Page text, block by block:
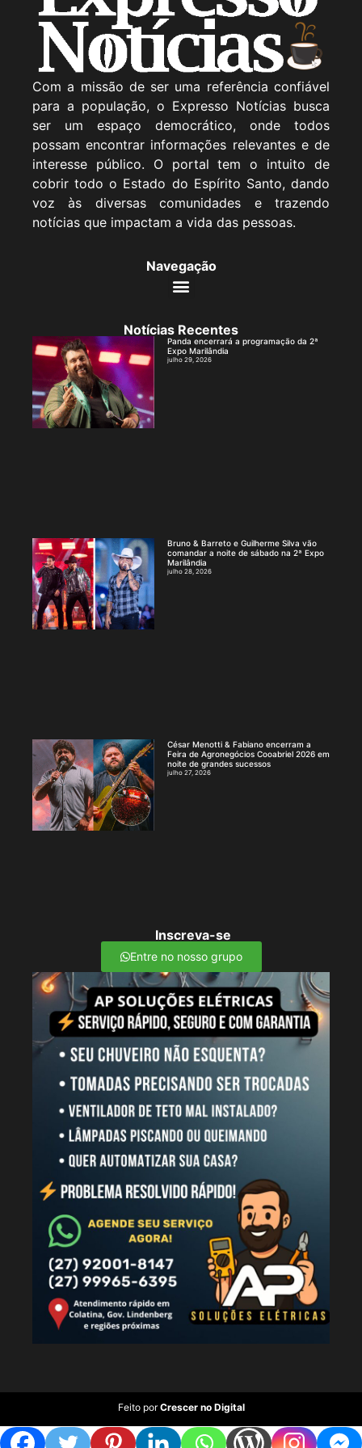
Com a missão de ser uma referência confiável
para a população, o Expresso Notícias busca
ser um espaço democrático, onde todos
possam encontrar informações relevantes e de
interesse público. O portal tem o intuito de
cobrir todo o Estado do Espírito Santo, dando
voz às diversas comunidades e trazendo
notícias que impactam a vida das pessoas.
Navegação
Notícias Recentes
Panda encerrará a programação da 2ª
Expo Marilândia
julho 29, 2026
Bruno & Barreto e Guilherme Silva vão
comandar a noite de sábado na 2ª Expo
Marilândia
julho 28, 2026
César Menotti & Fabiano encerram a
Feira de Agronegócios Cooabriel 2026 em
noite de grandes sucessos
julho 27, 2026
Inscreva-se
Entre no nosso grupo
Feito por Crescer no Digital